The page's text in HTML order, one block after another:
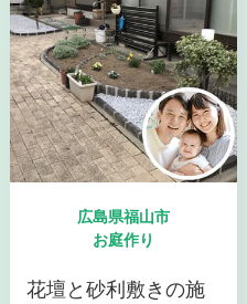
広島県福山市
お庭作り
花壇と砂利敷きの施